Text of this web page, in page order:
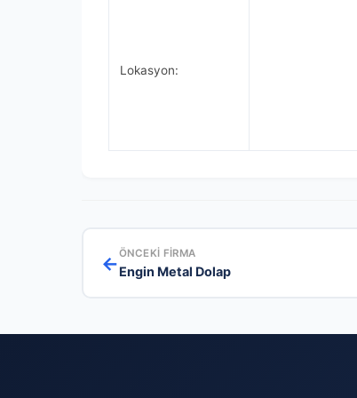
Lokasyon:
←ÖNCEKI FIRMA
Engin Metal Dolap